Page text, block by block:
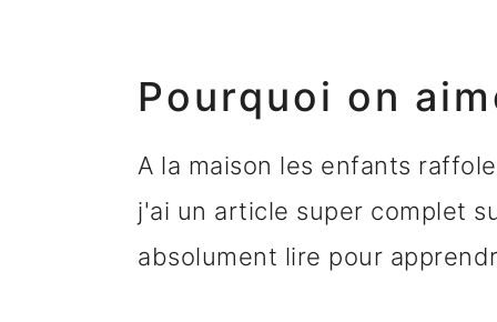
Pourquoi on
A la maison les enfants
j'ai un article super complet
absolument lire pour